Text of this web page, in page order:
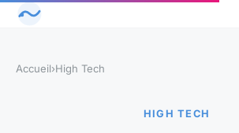
Accueil›High Tech
HIGH TECH